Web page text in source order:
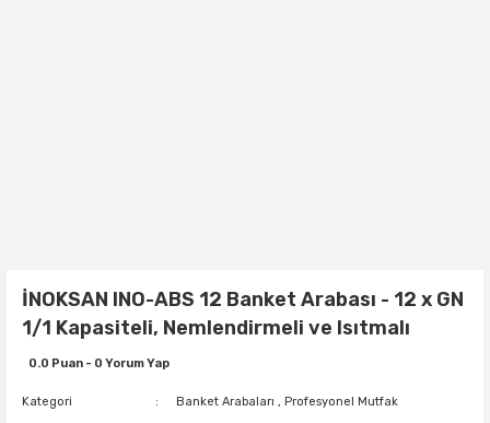
İNOKSAN INO-ABS 12 Banket Arabası - 12 x GN
1/1 Kapasiteli, Nemlendirmeli ve Isıtmalı
0.0 Puan - 0 Yorum Yap
Kategori Banket Arabaları , Profesyonel Mutfak